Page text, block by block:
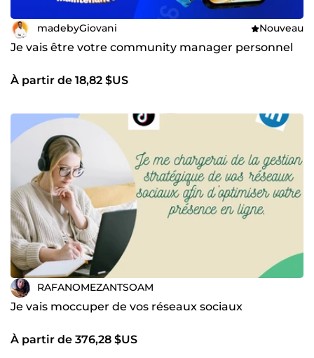
madebyGiovani Nouveau
Je vais être votre community manager personnel
À partir de 18,82 $US
RAFANOMEZANTSOAM
Je vais moccuper de vos réseaux sociaux
À partir de 376,28 $US